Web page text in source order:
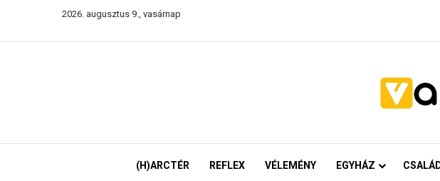
2026. augusztus 9., vasárnap
(H)ARCTÉR REFLEX VÉLEMÉNY EGYHÁZ